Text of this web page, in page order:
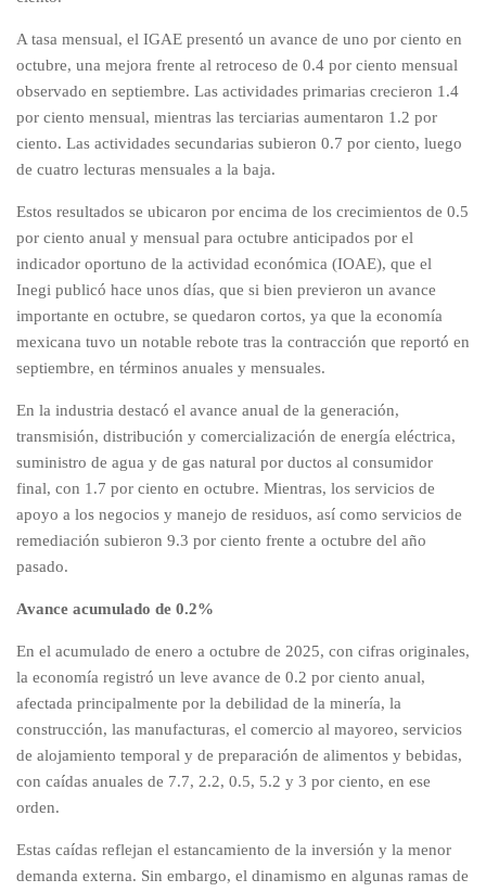
A tasa mensual, el IGAE presentó un avance de uno por ciento en
octubre, una mejora frente al retroceso de 0.4 por ciento mensual
observado en septiembre. Las actividades primarias crecieron 1.4
por ciento mensual, mientras las terciarias aumentaron 1.2 por
ciento. Las actividades secundarias subieron 0.7 por ciento, luego
de cuatro lecturas mensuales a la baja.
Estos resultados se ubicaron por encima de los crecimientos de 0.5
por ciento anual y mensual para octubre anticipados por el
indicador oportuno de la actividad económica (IOAE), que el
Inegi publicó hace unos días, que si bien previeron un avance
importante en octubre, se quedaron cortos, ya que la economía
mexicana tuvo un notable rebote tras la contracción que reportó en
septiembre, en términos anuales y mensuales.
En la industria destacó el avance anual de la generación,
transmisión, distribución y comercialización de energía eléctrica,
suministro de agua y de gas natural por ductos al consumidor
final, con 1.7 por ciento en octubre. Mientras, los servicios de
apoyo a los negocios y manejo de residuos, así como servicios de
remediación subieron 9.3 por ciento frente a octubre del año
pasado.
Avance acumulado de 0.2%
En el acumulado de enero a octubre de 2025, con cifras originales,
la economía registró un leve avance de 0.2 por ciento anual,
afectada principalmente por la debilidad de la minería, la
construcción, las manufacturas, el comercio al mayoreo, servicios
de alojamiento temporal y de preparación de alimentos y bebidas,
con caídas anuales de 7.7, 2.2, 0.5, 5.2 y 3 por ciento, en ese
orden.
Estas caídas reflejan el estancamiento de la inversión y la menor
demanda externa. Sin embargo, el dinamismo en algunas ramas de